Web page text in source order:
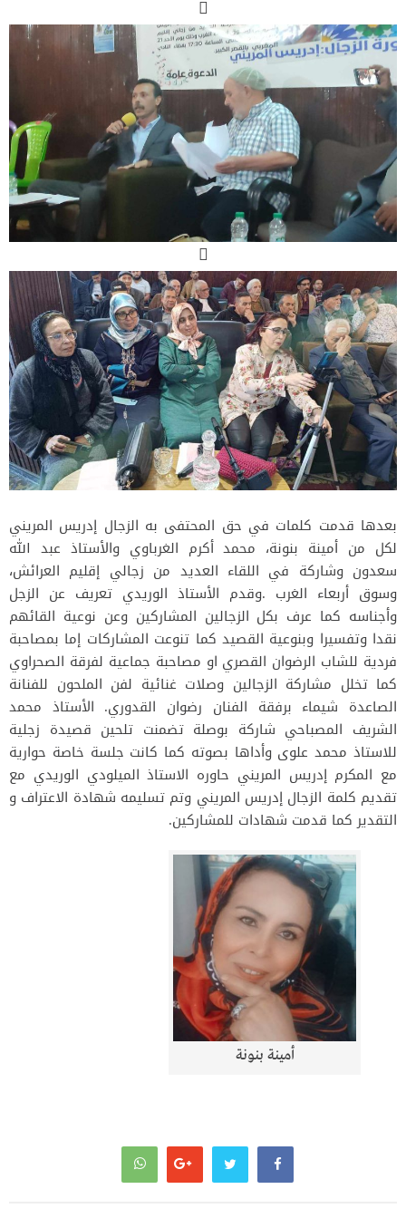
بعدها قدمت كلمات في حق المحتفى به الزجال إدريس المريني
لكل من أمينة بنونة، محمد أكرم الغرباوي والأستاذ عبد الله
سعدون وشاركة في اللقاء العديد من زجالي إقليم العرائش،
وسوق أربعاء الغرب .وقدم الأستاذ الوريدي تعريف عن الزجل
وأجناسه كما عرف بكل الزجالين المشاركين وعن نوعية القائهم
نقدا وتفسيرا وبنوعية القصيد كما تنوعت المشاركات إما بمصاحبة
فردية للشاب الرضوان القصري او مصاحبة جماعية لفرقة الصحراوي
كما تخلل مشاركة الزجالين وصلات غنائية لفن الملحون للفنانة
الصاعدة شيماء برفقة الفنان رضوان القدوري. الأستاذ محمد
الشريف المصباحي شاركة بوصلة تضمنت تلحين قصيدة زجلية
للاستاذ محمد علوى وأداها بصوته كما كانت جلسة خاصة حوارية
مع المكرم إدريس المريني حاوره الاستاذ الميلودي الوريدي مع
تقديم كلمة الزجال إدريس المريني وتم تسليمه شهادة الاعتراف و
التقدير كما قدمت شهادات للمشاركين.
أمينة بنونة